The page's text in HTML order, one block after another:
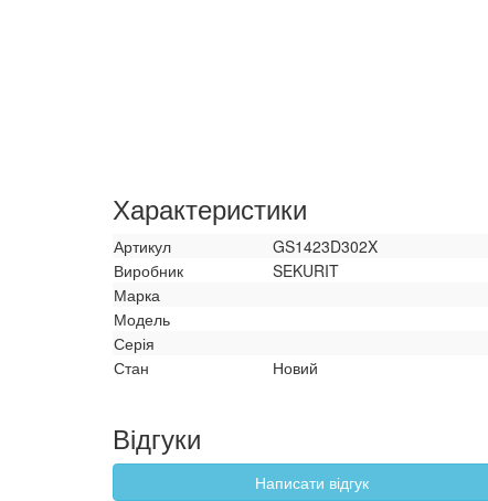
Характеристики
Артикул
GS1423D302X
Виробник
SEKURIT
Марка
Модель
Серія
Стан
Новий
Відгуки
Написати відгук